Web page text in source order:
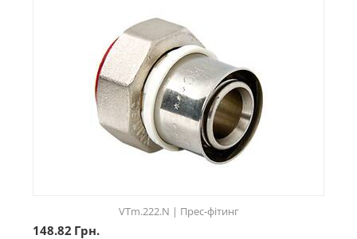
VTm.222.N | Прес-фітинг
148.82 Грн.